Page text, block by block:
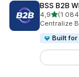
BSS B2B
4,9av 5
(1
Totalt 1084
Centralize
Built for